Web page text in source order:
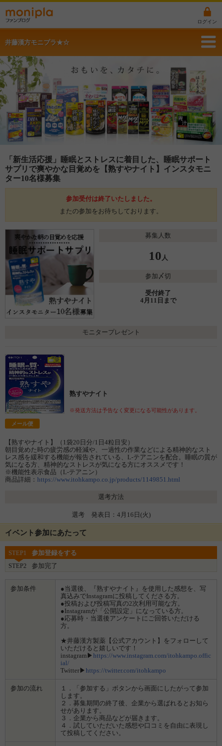
ログイン
井藤漢方モニプラ★☆
「新生活応援」睡眠とストレスに着目した、睡眠サポート
サプリで爽やかな目覚めを【熟すやナイト】インスタモニ
ター10名様募集
参加受付は終了いたしました。
またの参加をお待ちしております。
募集人数
10 人
参加〆切
受付終了
4月11日まで
モニタープレゼント
熟すやナイト
※発送方法は予告なく変更になる可能性があります。
メール便
【熟すやナイト】（1袋20日分/1日4粒目安）
朝目覚めた時の疲労感の軽減や、一過性の作業などによる精神的なスト
レス感を緩和する機能が報告されている、L-テアニンを配合。睡眠の質が
気になる方、精神的なストレスが気になる方にオススメです！
※機能性表示食品（L-テアニン）
商品詳細： https://www.itohkampo.co.jp/products/1149851.html
選考方法
選考 発表日：4月16日(火)
イベント参加にあたって
STEP1
参加登録をする
STEP2
参加完了
参加条件
●当選後、『熟すやナイト』を使用した感想を、写
真込みでInstagramに投稿してくださる方。
●投稿および投稿写真の2次利用可能な方。
●Instagramが「公開設定」になっている方。
●応募時・当選後アンケートにご回答いただける
方。
★井藤漢方製薬【公式アカウント】をフォローして
いただけると嬉しいです！
instagram▶ https://www.instagram.com/itohkampo.offic
ial/
Twitter▶ https://twitter.com/itohkampo
参加の流れ
１．「参加する」ボタンから画面にしたがって参加
します。
２．募集期間の終了後、企業から選ばれるとお知ら
せがあります。
３．企業から商品などが届きます。
４．試していただいた感想や口コミを自由に表現し
て投稿してください。